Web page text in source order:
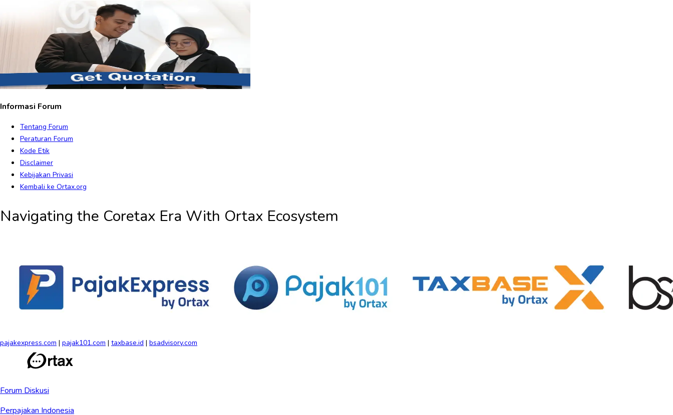
Informasi Forum
Tentang Forum
Peraturan Forum
Kode Etik
Disclaimer
Kebijakan Privasi
Kembali ke Ortax.org
Navigating the Coretax Era With Ortax Ecosystem
pajakexpress.com | pajak101.com | taxbase.id | bsadvisory.com
Forum Diskusi
Perpajakan Indonesia